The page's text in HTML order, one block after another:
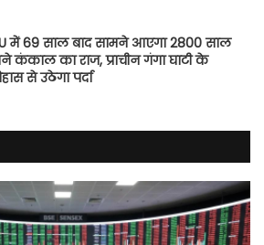
में 69 साल बाद सामने आएगा 2800 साल
कंकाल का राज, प्राचीन गंगा घाटी के
से उठेगा पर्दा